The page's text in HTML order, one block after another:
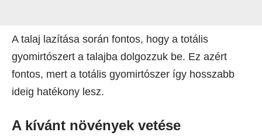
A talaj lazítása során fontos, hogy a totális
gyomirtószert a talajba dolgozzuk be. Ez azért
fontos, mert a totális gyomirtószer így hosszabb
ideig hatékony lesz.
A kívánt növények vetése